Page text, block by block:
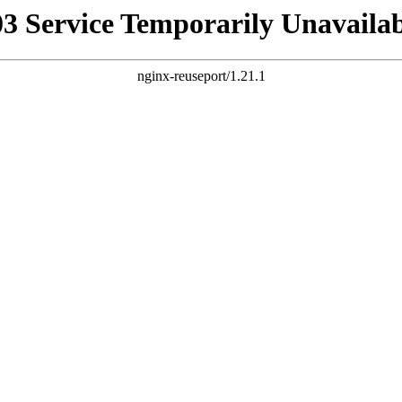
Service Temporarily
nginx-reuseport/1.21.1